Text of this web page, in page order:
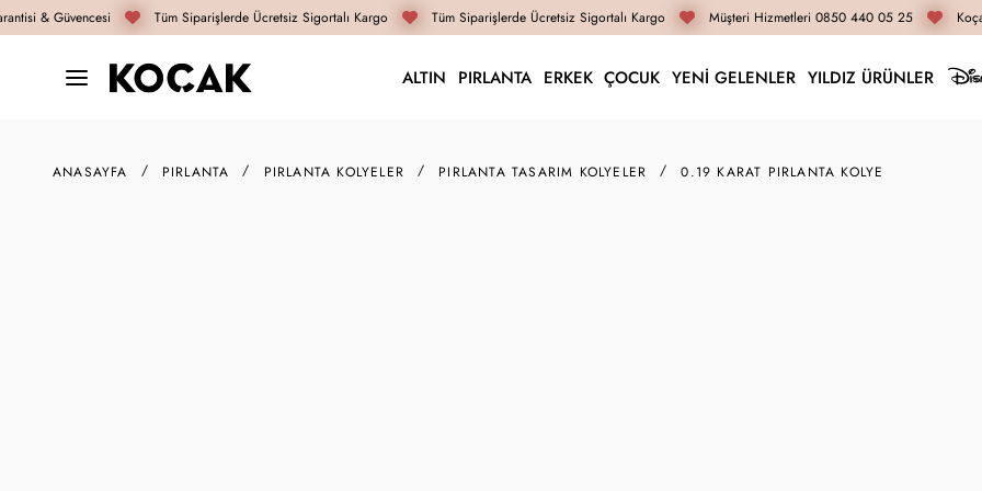
& Güvencesi Tüm Siparişlerde Ücretsiz Sigortalı Kargo Tüm Siparişlerde Ücretsiz Sigortalı Kargo Müşteri Hizmetleri 0850 440 05 25
ALTIN PIRLANTA ERKEK ÇOCUK YENİ GELENLER YILDIZ ÜRÜNLER
ANASAYFA PIRLANTA PIRLANTA KOLYELER PIRLANTA TASARIM KOLYELER 0.19 KARAT PIRLANTA KOLYE